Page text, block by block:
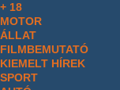
+ 18
MOTOR
ÁLLAT
FILMBEMUTATÓ
KIEMELT HÍREK
SPORT